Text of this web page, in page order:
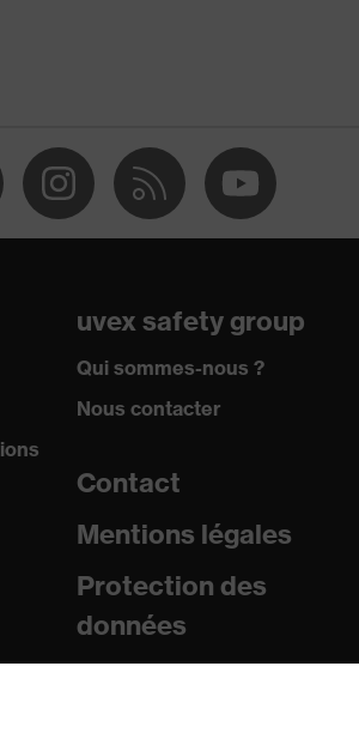
uvex safety group
Qui sommes-nous ?
Nous contacter
Contact
Mentions légales
Protection des
données